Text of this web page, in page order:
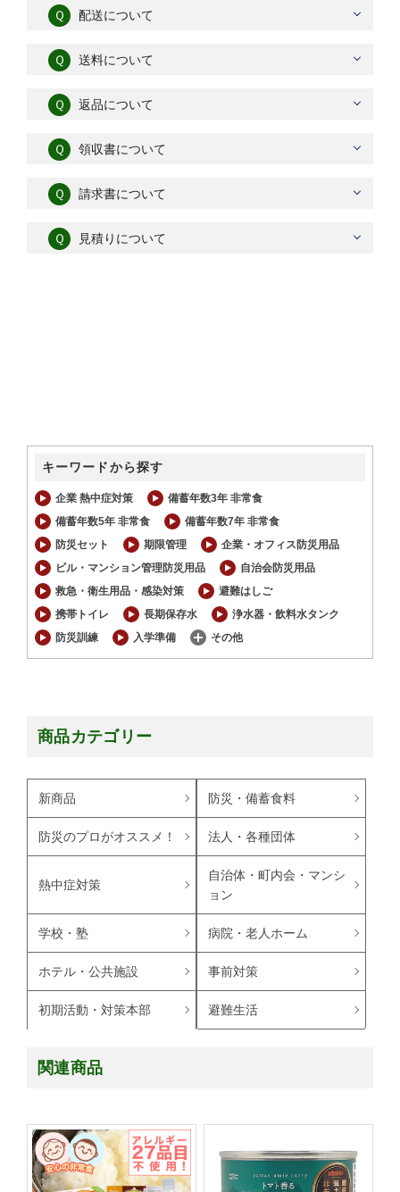
Ｑ 配送について
Ｑ 送料について
Ｑ 返品について
Ｑ 領収書について
Ｑ 請求書について
Ｑ 見積りについて
キーワードから探す
企業 熱中症対策
備蓄年数3年 非常食
備蓄年数5年 非常食
備蓄年数7年 非常食
防災セット
期限管理
企業・オフィス防災用品
ビル・マンション管理防災用品
自治会防災用品
救急・衛生用品・感染対策
避難はしご
携帯トイレ
長期保存水
浄水器・飲料水タンク
防災訓練
入学準備 その他
商品カテゴリー
新商品 防災・備蓄食料
防災のプロがオススメ！ 法人・各種団体
熱中症対策
自治体・町内会・マンシ
ョン
学校・塾 病院・老人ホーム
ホテル・公共施設 事前対策
初期活動・対策本部 避難生活
関連商品